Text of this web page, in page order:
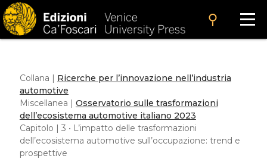
search
Collana | Ricerche per l’innovazione nell’industria
automotive
Miscellanea | Osservatorio sulle trasformazioni
dell’ecosistema automotive italiano 2023
Capitolo | 3 • L’impatto delle trasformazioni
dell’ecosistema automotive sull’occupazione: trend e
prospettive